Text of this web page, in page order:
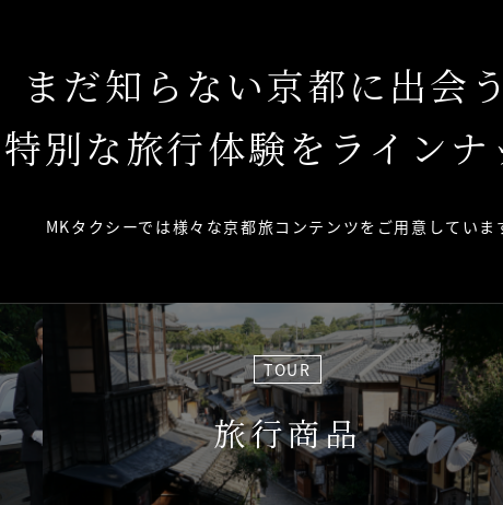
まだ知らない京都に出会う
特別な旅行体験をラインナ
MKタクシーでは様々な京都旅コンテンツを ご用意していま
TOUR
旅行商品